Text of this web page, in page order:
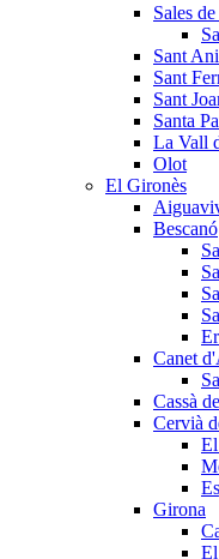
Sales
Sant
Sant
Sant
Santa
La Vall
Olot
El Gironès
Bescanó
Canet
Cassà
Cervià
Girona